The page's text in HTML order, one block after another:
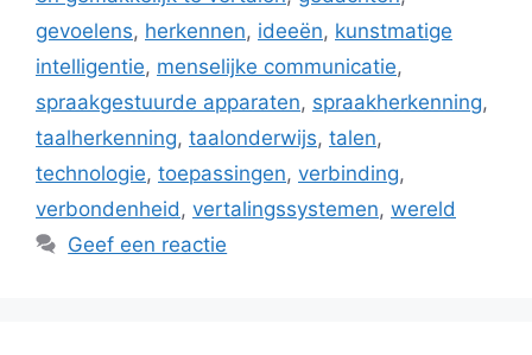
gevoelens, herkennen, ideeën, kunstmatige
intelligentie, menselijke communicatie,
spraakgestuurde apparaten, spraakherkenning,
taalherkenning, taalonderwijs, talen,
technologie, toepassingen, verbinding,
verbondenheid , vertalingssystemen, wereld
Geef een reactie